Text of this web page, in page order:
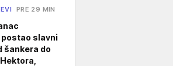
PRE 29 MIN
slavni
šankera do